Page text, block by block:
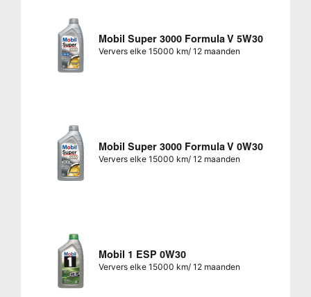
Mobil Super 3000 Formula V 5W30
Ververs elke 15000 km/ 12 maanden
Mobil Super 3000 Formula V 0W30
Ververs elke 15000 km/ 12 maanden
Mobil 1 ESP 0W30
Ververs elke 15000 km/ 12 maanden